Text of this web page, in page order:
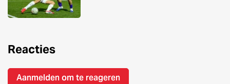
Reacties
Aanmelden om te reageren